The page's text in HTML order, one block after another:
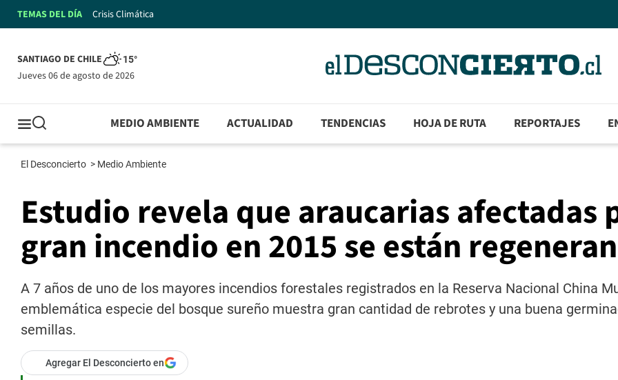
TEMAS DEL DÍA Crisis Climática
SANTIAGO DE CHILE 15°
jueves 06 de agosto de 2026
MEDIO AMBIENTE ACTUALIDAD TENDENCIAS HOJA DE RUTA REPORTAJES
El Desconcierto > Medio Ambiente
Estudio revela que araucarias afectadas
gran incendio en 2015 se están
A 7 años de uno de los mayores incendios forestales registrados en la Reserva Nacional China
emblemática especie del bosque sureño muestra gran cantidad de rebrotes y una buena
semillas.
Agregar El Desconcierto en